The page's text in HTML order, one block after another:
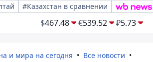
#Казахстан в сравнении
$467.48 €539.52 ₽5.73
и мира на сегодня
Все новости